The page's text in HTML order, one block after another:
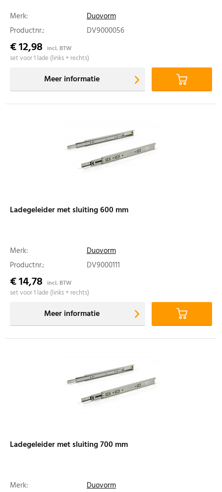
Merk:
Duovorm
Productnr.:
DV9000056
€ 12,98 incl. BTW
set voor 1 lade (links + rechts)
Meer informatie
Ladegeleider met sluiting 600 mm
Merk:
Duovorm
Productnr.:
DV9000111
€ 14,78 incl. BTW
set voor 1 lade (links + rechts)
Meer informatie
Ladegeleider met sluiting 700 mm
Merk:
Duovorm